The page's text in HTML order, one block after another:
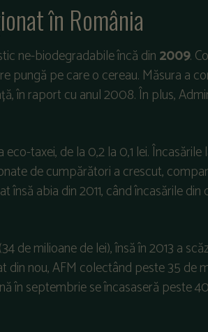
în România
ne-biodegradabile încă din2009.
pungă pe care o cereau. Măsura a
în raport cu anul 2008. În plus,
taxei, de la 0,2 la 0,1 lei. Încasările
de cumpărători a crescut,
abia din 2011, când încasările din
de milioane de lei), însă în 2013 a
din nou, AFM colectând peste 35 de
în septembrie se încasaseră peste